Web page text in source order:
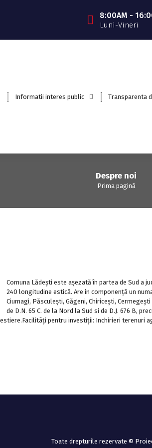
8:00AM -
Luni-Vineri
Informatii interes public Transparenta
Despre noi
Prima pagină
Comuna Lădeşti este aşezată în partea de Sud a
240 longitudine estică. Are in componenţă un
Ciumagi, Păsculeşti, Găgeni, Chiriceşti,
de D.N. 65 C. de la Nord la Sud si de D.J. 676 B,
pentru investiţii: Inchirieri terenuri
Toate drepturile rezervate ©